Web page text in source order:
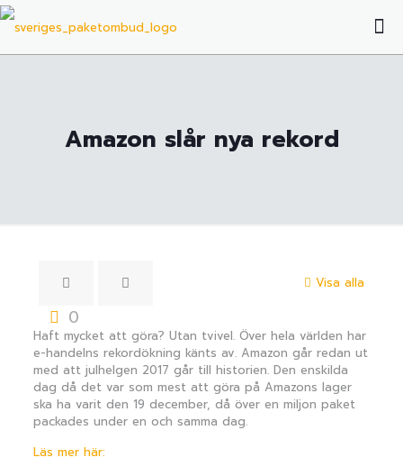
Amazon slår nya rekord
Visa alla
0
Haft mycket att göra? Utan tvivel. Över hela världen har
e-handelns rekordökning känts av. Amazon går redan ut
med att julhelgen 2017 går till historien. Den enskilda
dag då det var som mest att göra på Amazons lager
ska ha varit den 19 december, då över en miljon paket
packades under en och samma dag.
Läs mer här: